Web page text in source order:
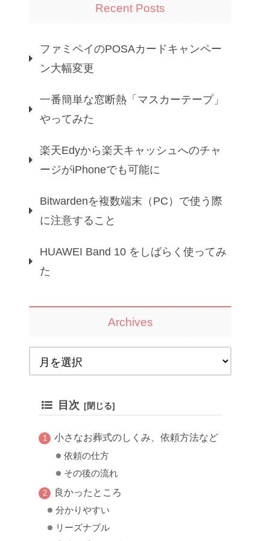
Recent Posts
ファミペイのPOSAカードキャンペー
ン大幅変更
一番簡単な窓断熱「マスカーテープ」
やってみた
楽天Edyから楽天キャッシュへのチャ
ージがiPhoneでも可能に
Bitwardenを複数端末（PC）で使う際
に注意すること
HUAWEI Band 10 をしばらく使ってみ
た
Archives
目次
小さなお葬式のしくみ、依頼方法など
依頼の仕方
その後の流れ
良かったところ
分かりやすい
リーズナブル